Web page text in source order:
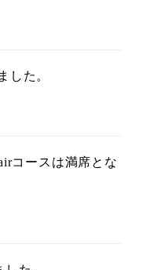
した。
コースは満席とな